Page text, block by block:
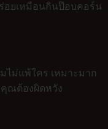
อยเหมือนกินป๊อบคอร์น
ไม่แพ้ใคร เหมาะมาก
ณต้องผิดหวัง